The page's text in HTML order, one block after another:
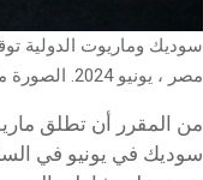
مصر ، يونيو 2024. الصورة مقدمة من ماريوت